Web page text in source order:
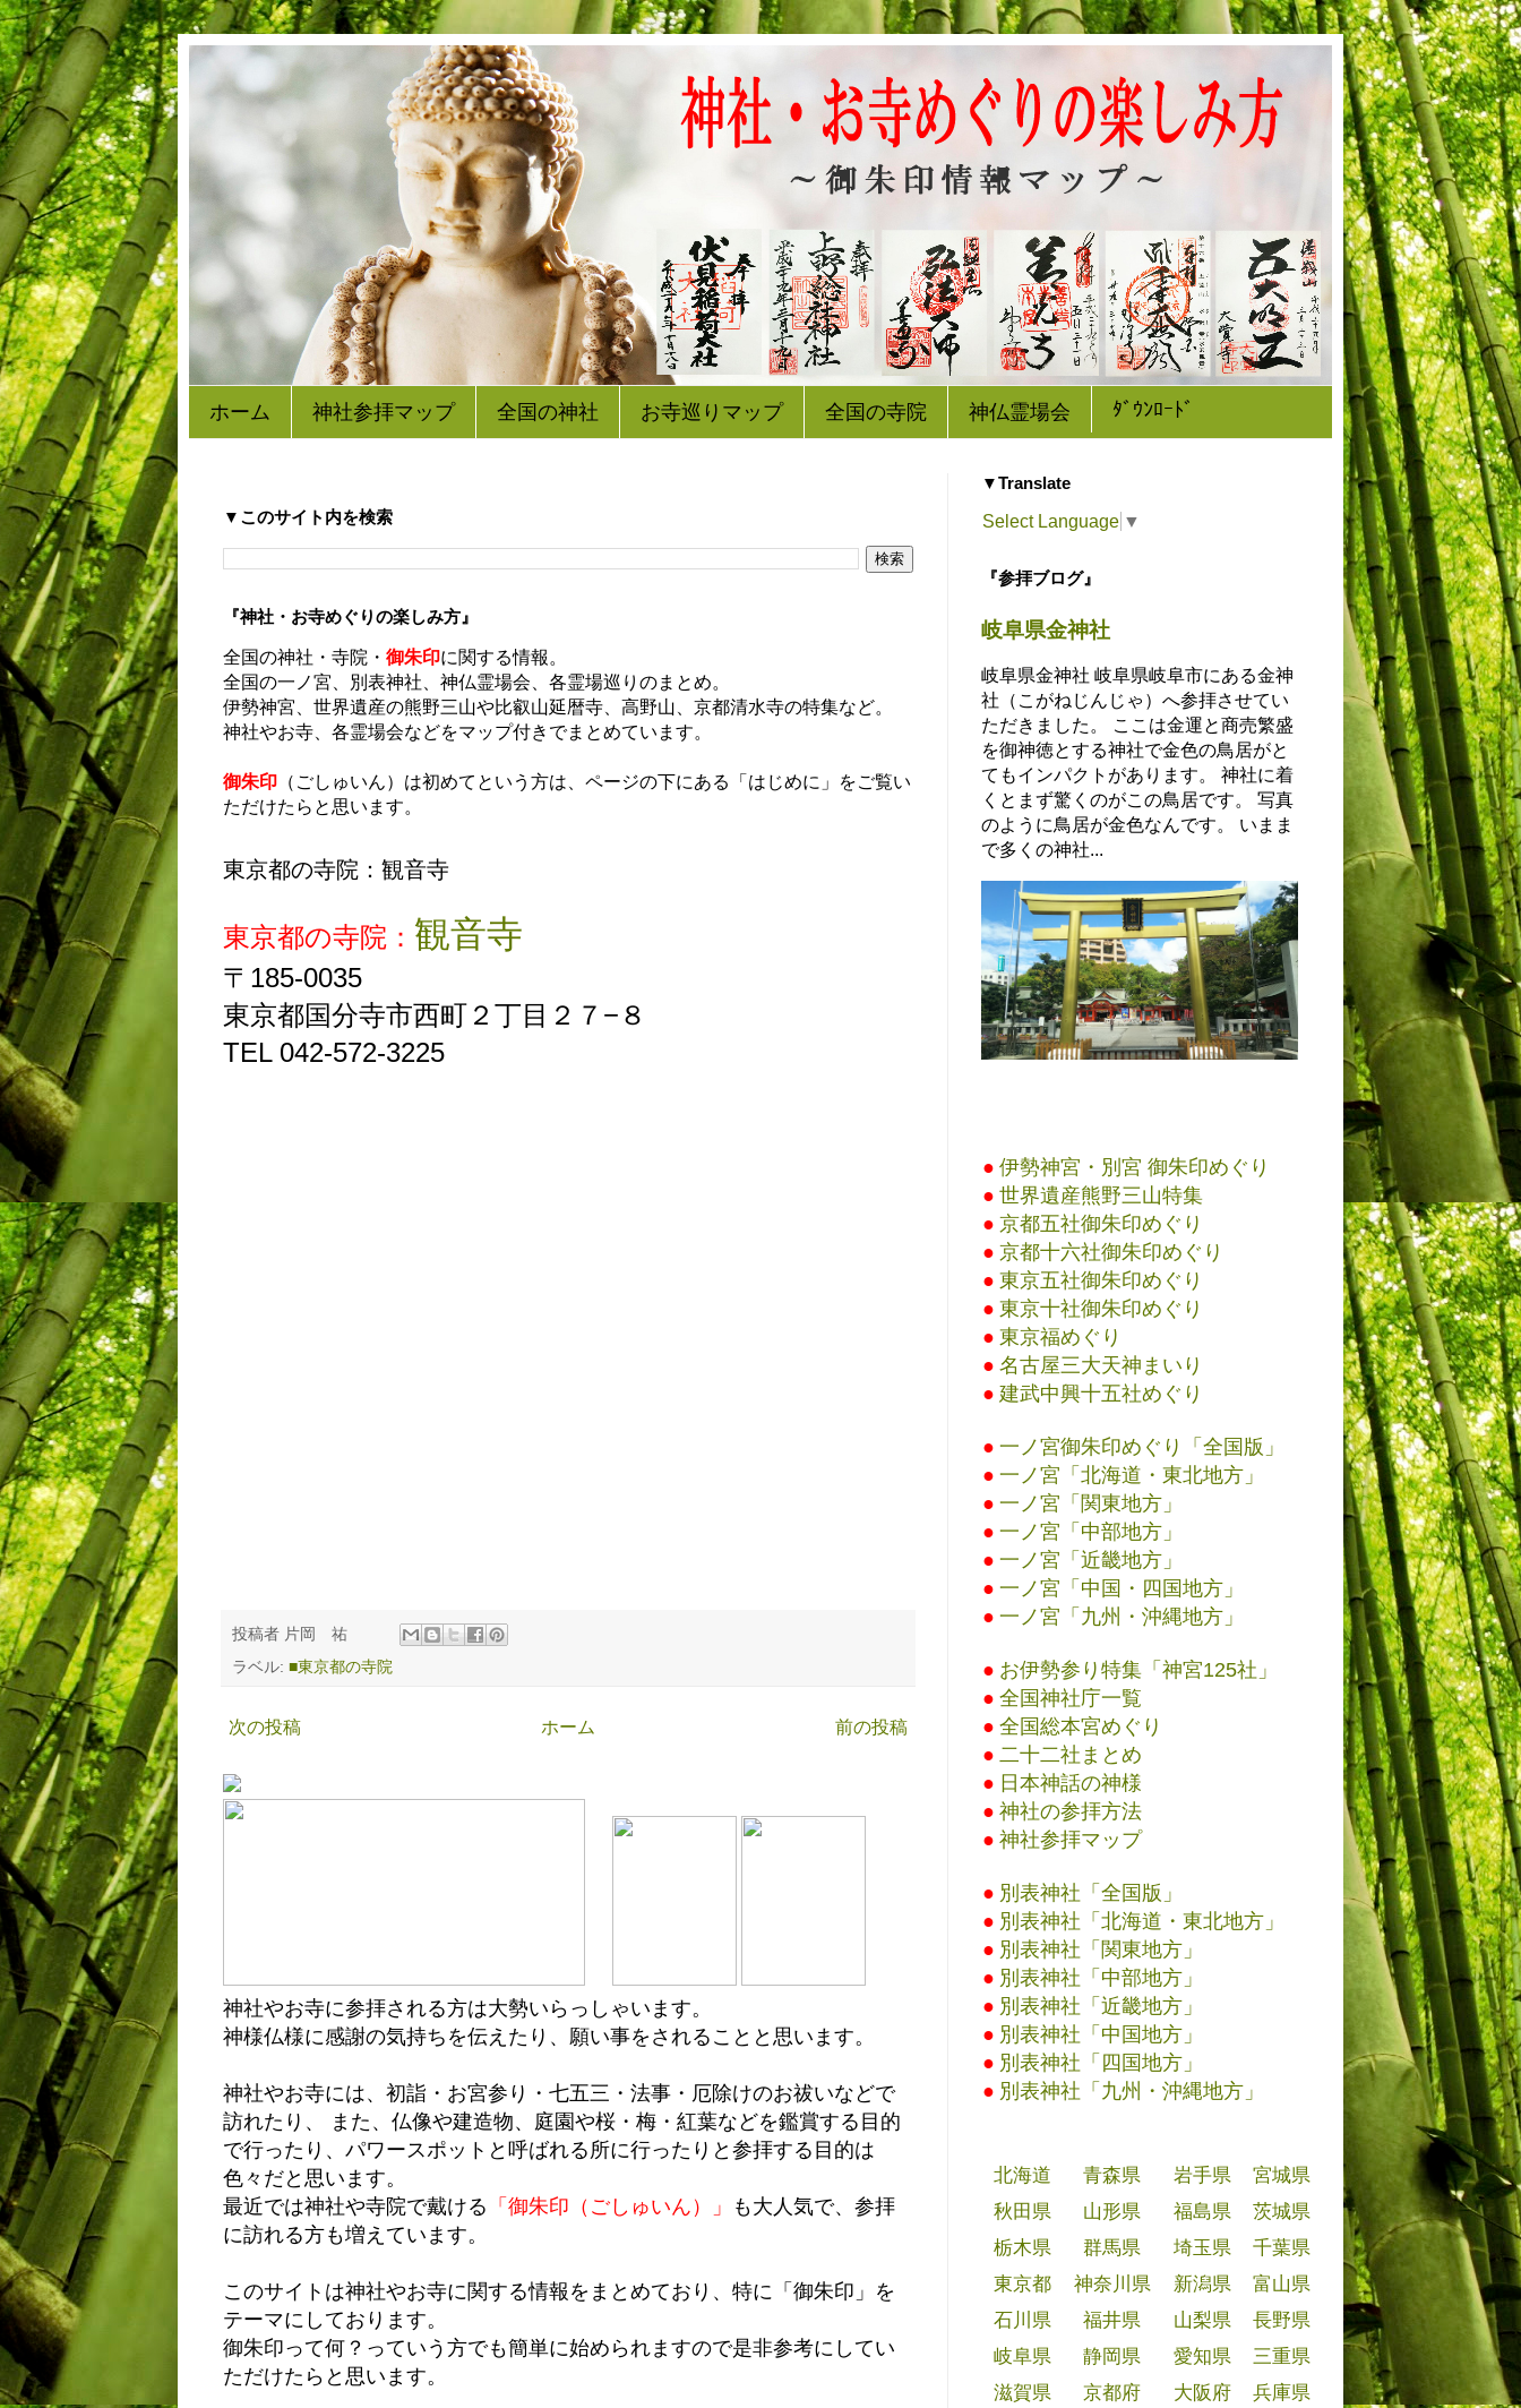
ホーム 神社参拝マップ 全国の神社 お寺巡りマップ 全国の寺院 神仏霊場会 ﾀﾞｳﾝﾛｰﾄﾞ
▼このサイト内を検索
『神社・お寺めぐりの楽しみ方』
全国の神社・寺院・ 御朱印に関する情報。
全国の一ノ宮、別表神社、神仏霊場会、各霊場巡りのまとめ。
伊勢神宮、世界遺産の熊野三山や比叡山延暦寺、高野山、京都清水寺の特集など。
神社やお寺、各霊場会などをマップ付きでまとめています。
御朱印 （ごしゅいん）は初めてという方は、ページの下にある「はじめに」をご覧い
ただけたらと思います。
東京都の寺院：観音寺
東京都の寺院： 観音寺
〒185-0035
東京都国分寺市西町２丁目２７−８
TEL 042-572-3225
投稿者 片岡 祐
ラベル: ■東京都の寺院
次の投稿 前の投稿
ホーム
神社やお寺に参拝される方は大勢いらっしゃいます。
神様仏様に感謝の気持ちを伝えたり、願い事をされることと思います。
神社やお寺には、初詣・お宮参り・七五三・法事・厄除けのお祓いなどで
訪れたり、 また、仏像や建造物、庭園や桜・梅・紅葉などを鑑賞する目的
で行ったり、パワースポットと呼ばれる所に行ったりと参拝する目的は
色々だと思います。
最近では神社や寺院で戴ける 「御朱印（ごしゅいん）」
も大人気で、参拝
に訪れる方も増えています。
このサイトは神社やお寺に関する情報をまとめており、特に「御朱印」を
テーマにしております。
御朱印って何？っていう方でも簡単に始められますので是非参考にしてい
ただけたらと思います。
▼Translate
Select Language ▼
『参拝ブログ』
岐阜県金神社
岐阜県金神社 岐阜県岐阜市にある金神
社（こがねじんじゃ）へ参拝させてい
ただきました。 ここは金運と商売繁盛
を御神徳とする神社で金色の鳥居がと
てもインパクトがあります。 神社に着
くとまず驚くのがこの鳥居です。 写真
のように鳥居が金色なんです。 いまま
で多くの神社...
● 伊勢神宮・別宮 御朱印めぐり
● 世界遺産熊野三山特集
● 京都五社御朱印めぐり
● 京都十六社御朱印めぐり
● 東京五社御朱印めぐり
● 東京十社御朱印めぐり
● 東京福めぐり
● 名古屋三大天神まいり
● 建武中興十五社めぐり
● 一ノ宮御朱印めぐり「全国版」
● 一ノ宮「北海道・東北地方」
● 一ノ宮「関東地方」
● 一ノ宮「中部地方」
● 一ノ宮「近畿地方」
● 一ノ宮「中国・四国地方」
● 一ノ宮「九州・沖縄地方」
● お伊勢参り特集「神宮125社」
● 全国神社庁一覧
● 全国総本宮めぐり
● 二十二社まとめ
● 日本神話の神様
● 神社の参拝方法
● 神社参拝マップ
● 別表神社「全国版」
● 別表神社「北海道・東北地方」
● 別表神社「関東地方」
● 別表神社「中部地方」
● 別表神社「近畿地方」
● 別表神社「中国地方」
● 別表神社「四国地方」
● 別表神社「九州・沖縄地方」
北海道 青森県 岩手県
宮城県
秋田県
山形県 福島県
茨城県
栃木県
群馬県 埼玉県
千葉県
東京都
神奈川県 新潟県
富山県
石川県
福井県 山梨県
長野県
岐阜県
静岡県 愛知県
三重県
滋賀県
京都府 大阪府
兵庫県